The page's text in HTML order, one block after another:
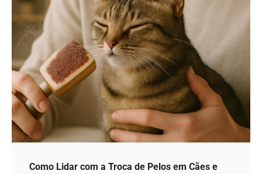
Como Lidar com a Troca de Pelos em Cães e